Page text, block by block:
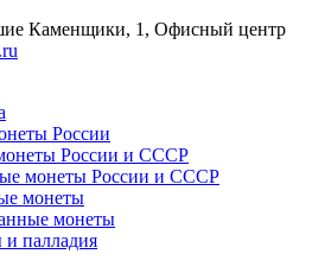
Каменщики, 1, Офисный центр
России
России и СССР
монеты России и СССР
монеты
монеты
палладия